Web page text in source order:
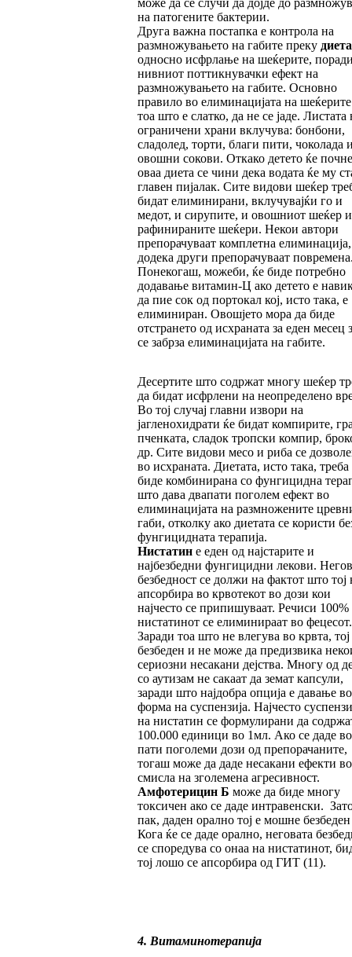
може да се случи да дојде до
на патогените бактерии.
Друга важна постапка е контрола на
размножувањето на габите преку диета
односно исфрлање на шеќерите,
нивниот поттикнувачки ефект на
размножувањето на габите. Основно
правило во елиминацијата на
тоа што е слатко, да не се јаде. Листата
ограничени храни вклучува: бонбони,
сладолед, торти, благи пити, чоколада
овошни сокови. Откако детето ќе
оваа диета се чини дека водата ќе му
главен пијалак. Сите видови шеќер
бидат елиминирани, вклучувајќи го и
медот, и сирупите, и овошниот шеќер и
рафинираните шеќери. Некои автори
препорачуваат комплетна елиминација,
додека други препорачуваат
Понекогаш, можеби, ќе биде потребно
додавање витамин-Ц ако детето е
да пие сок од портокал кој, исто така, е
елиминиран. Овошјето мора да биде
отстрането од исхраната за еден месец
се забрза елиминацијата на габите.
Десертите што содржат многу шеќер
да бидат исфрлени на неопределено
Во тој случај главни извори на
јагленохидрати ќе бидат компирите,
пченката, сладок тропски компир,
др. Сите видови месо и риба се
во исхраната. Диетата, исто така, треба
биде комбинирана со фунгицидна
што дава двапати поголем ефект во
елиминацијата на размножените
габи, отколку ако диетата се користи
фунгицидната терапија.
Нистатине еден од најстарите и
најбезбедни фунгицидни лекови.
безбедност се должи на фактот што тој
апсорбира во крвотекот во дози кои
најчесто се припишуваат. Речиси 100%
нистатинот се елиминираат во фецесот.
Заради тоа што не влегува во крвта, тој
безбеден и не може да предизвика
сериозни несакани дејства. Многу од
со аутизам не сакаат да земат капсули,
заради што најдобра опција е давање во
форма на суспензија. Најчесто
на нистатин се формулирани да
100.000 единици во 1мл. Ако се даде
пати поголеми дози од препорачаните,
тогаш може да даде несакани ефекти во
смисла на зголемена агресивност.
Амфотерицин Б може да биде многу
токсичен ако се даде интравенски.
пак, даден орално тој е мошне
Кога ќе се даде орално, неговата
се споредува со онаа на нистатинот,
тој лошо се апсорбира од ГИТ (11).
4. Витаминотерапија